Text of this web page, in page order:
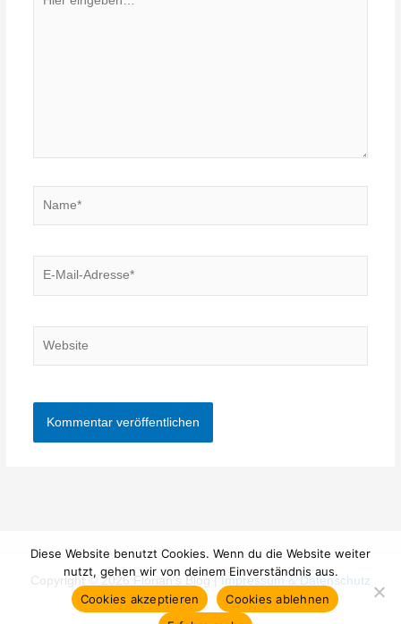
eingeben…
Copyright © 2026 Florian's Blog | Impressum & Datenschutz
Diese Website benutzt Cookies. Wenn du die Website weiter
nutzt, gehen wir von deinem Einverständnis aus.
Cookies akzeptieren
Cookies ablehnen